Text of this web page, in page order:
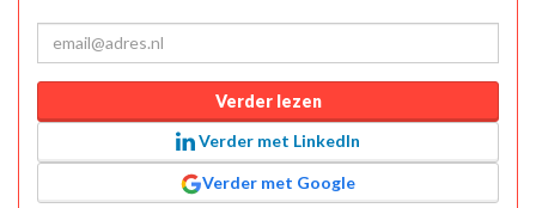
Verder lezen
Verder met LinkedIn
Verder met Google